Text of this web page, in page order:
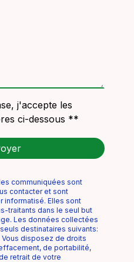
j'accepte les
ci-dessous **
communiquées sont
contacter et sont
informatisé. Elles sont
traitants dans le seul but
Les données collectées
destinataires suivants:
disposez de droits
de portabilité,
retrait de votre